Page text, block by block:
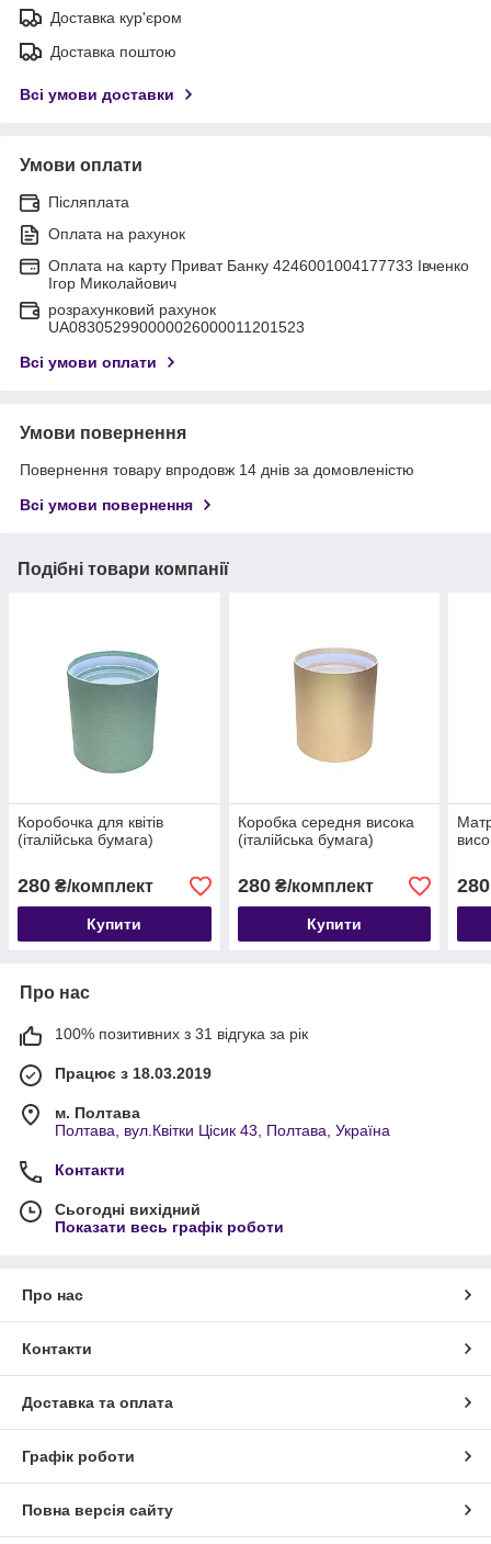
Доставка кур'єром
Доставка поштою
Всі умови доставки
Умови оплати
Післяплата
Оплата на рахунок
Оплата на карту Приват Банку 4246001004177733 Івченко
Ігор Миколайович
розрахунковий рахунок
UA083052990000026000011201523
Всі умови оплати
Умови повернення
Повернення товару впродовж 14 днів за домовленістю
Всі умови повернення
Подібні товари компанії
Коробочка для квітів
(італійська бумага)
280 ₴/комплект
Купити
Коробка середня висока
(італійська бумага)
280₴/комплект
Купити
280
Про нас
100% позитивних з 31 відгука за рік
Працює з 18.03.2019
м. Полтава
Полтава, вул.Квітки Цісик 43, Полтава, Україна
Контакти
Сьогодні вихідний
Показати весь графік роботи
Про нас
Контакти
Доставка та оплата
Графік роботи
Повна версія сайту